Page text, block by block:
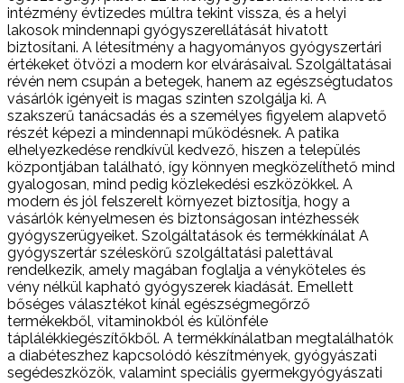
intézmény évtizedes múltra tekint vissza, és a helyi
lakosok mindennapi gyógyszerellátását hivatott
biztosítani. A létesítmény a hagyományos gyógyszertári
értékeket ötvözi a modern kor elvárásaival. Szolgáltatásai
révén nem csupán a betegek, hanem az egészségtudatos
vásárlók igényeit is magas szinten szolgálja ki. A
szakszerű tanácsadás és a személyes figyelem alapvető
részét képezi a mindennapi működésnek. A patika
elhelyezkedése rendkívül kedvező, hiszen a település
központjában található, így könnyen megközelíthető mind
gyalogosan, mind pedig közlekedési eszközökkel. A
modern és jól felszerelt környezet biztosítja, hogy a
vásárlók kényelmesen és biztonságosan intézhessék
gyógyszerügyeiket. Szolgáltatások és termékkínálat A
gyógyszertár széleskörű szolgáltatási palettával
rendelkezik, amely magában foglalja a vényköteles és
vény nélkül kapható gyógyszerek kiadását. Emellett
bőséges választékot kínál egészségmegőrző
termékekből, vitaminokból és különféle
táplálékkiegészítőkből. A termékkínálatban megtalálhatók
a diabéteszhez kapcsolódó készítmények, gyógyászati
segédeszközök, valamint speciális gyermekgyógyászati